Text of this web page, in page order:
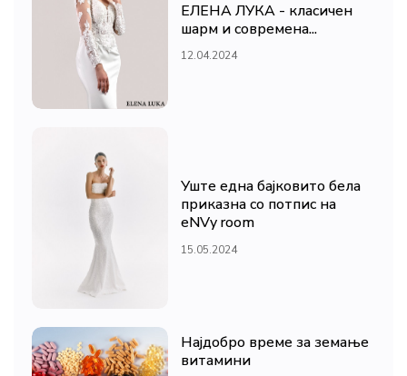
ЕЛЕНА ЛУКА - класичен
шарм и современа...
12.04.2024
Уште една бајковито бела
приказна со потпис на
eNVy room
15.05.2024
Најдобро време за земање
витамини